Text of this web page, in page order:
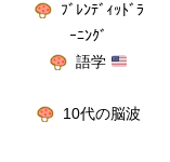
ﾌﾞﾚﾝﾃﾞｨｯﾄﾞﾗ
ｰﾆﾝｸﾞ
語学
10代の脳波